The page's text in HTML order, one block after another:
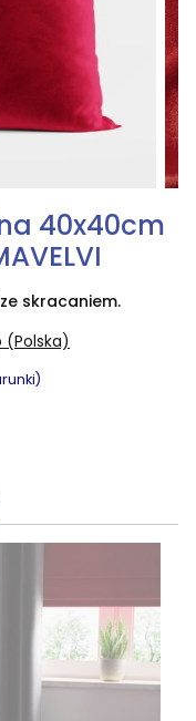
40x40cm
skracaniem.
(Polska)